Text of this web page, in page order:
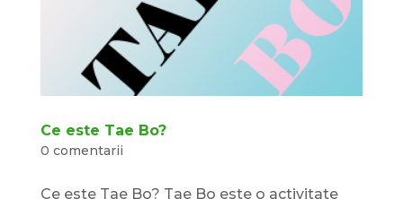
Ce este Tae Bo?
0 comentarii
Ce este Tae Bo? Tae Bo este o activitate